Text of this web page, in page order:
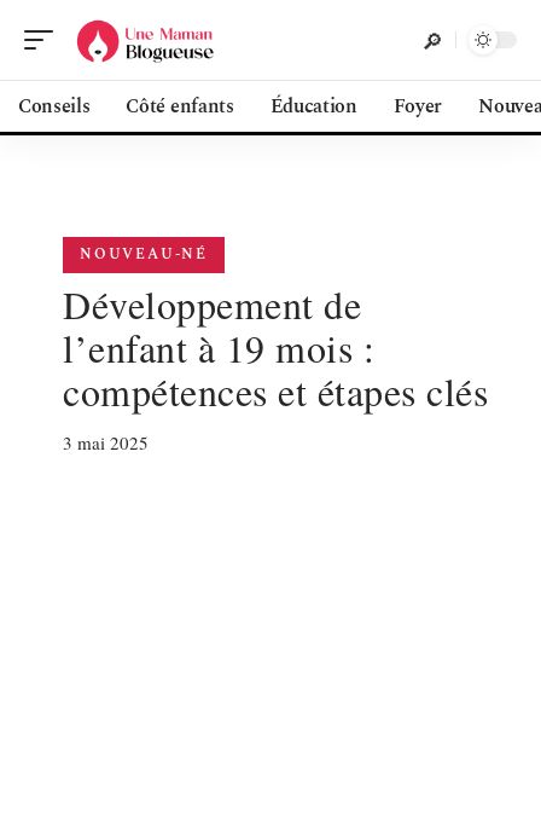
Conseils Côté enfants Éducation Foyer
NOUVEAU-NÉ
Développement de
l’enfant à 19 mois :
compétences et étapes clés
3 mai 2025